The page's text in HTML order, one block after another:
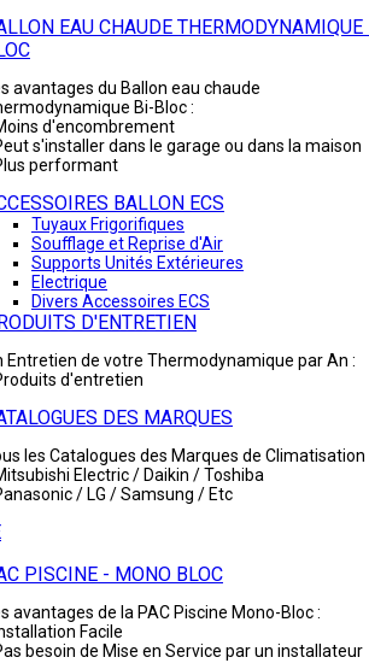
EAU CHAUDE
avantages du Ballon eau chaude
Bi-Bloc :
d'encombrement
s'installer dans le garage ou dans la maison
performant
BALLON ECS
Tuyaux Frigorifiques
Soufflage et Reprise d'Air
Supports Unités Extérieures
Electrique
Divers Accessoires ECS
D'ENTRETIEN
Entretien de votre Thermodynamique par An :
d'entretien
DES MARQUES
les Catalogues des Marques de Climatisation
Electric / Daikin / Toshiba
/ LG / Samsung / Etc
PISCINE - MONO BLOC
avantages de la PAC Piscine Mono-Bloc :
Facile
besoin de Mise en Service par un installateur